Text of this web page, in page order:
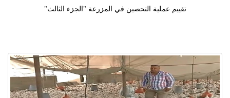
تقييم عملية التحصين في المزرعة "الجزء الثالث"